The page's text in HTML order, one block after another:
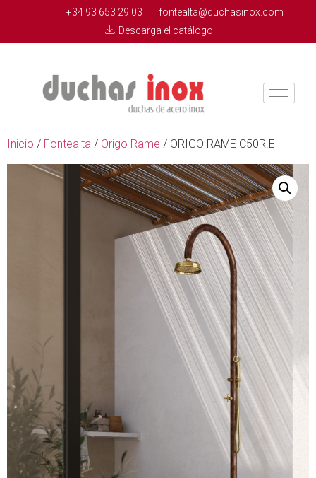
+34 93 653 29 03
fontealta@duchasinox.com
Descarga el catálogo
Inicio / Fontealta / Origo Rame / ORIGO RAME C50R.E